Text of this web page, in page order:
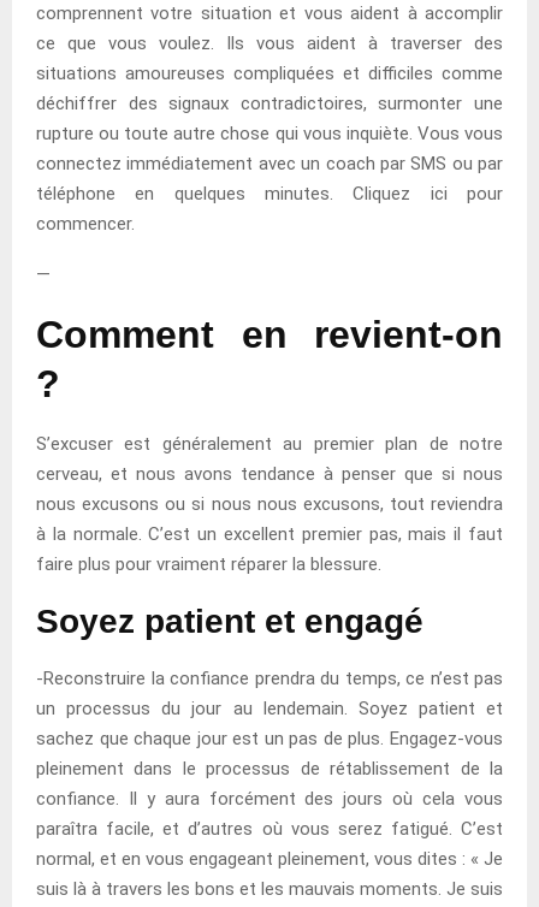
comprennent votre situation et vous aident à accomplir
ce que vous voulez. Ils vous aident à traverser des
situations amoureuses compliquées et difficiles comme
déchiffrer des signaux contradictoires, surmonter une
rupture ou toute autre chose qui vous inquiète. Vous vous
connectez immédiatement avec un coach par SMS ou par
téléphone en quelques minutes. Cliquez ici pour
commencer.
—
Comment en revient-on
?
S’excuser est généralement au premier plan de notre
cerveau, et nous avons tendance à penser que si nous
nous excusons ou si nous nous excusons, tout reviendra
à la normale. C’est un excellent premier pas, mais il faut
faire plus pour vraiment réparer la blessure.
Soyez patient et engagé
-Reconstruire la confiance prendra du temps, ce n’est pas
un processus du jour au lendemain. Soyez patient et
sachez que chaque jour est un pas de plus. Engagez-vous
pleinement dans le processus de rétablissement de la
confiance. Il y aura forcément des jours où cela vous
paraîtra facile, et d’autres où vous serez fatigué. C’est
normal, et en vous engageant pleinement, vous dites : « Je
suis là à travers les bons et les mauvais moments. Je suis